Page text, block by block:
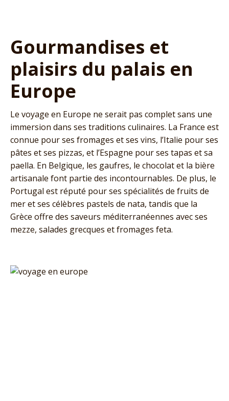
Gourmandises et
plaisirs du palais en
Europe
Le voyage en Europe ne serait pas complet sans une
immersion dans ses traditions culinaires. La France est
connue pour ses fromages et ses vins, l’Italie pour ses
pâtes et ses pizzas, et l’Espagne pour ses tapas et sa
paella. En Belgique, les gaufres, le chocolat et la bière
artisanale font partie des incontournables. De plus, le
Portugal est réputé pour ses spécialités de fruits de
mer et ses célèbres pastels de nata, tandis que la
Grèce offre des saveurs méditerranéennes avec ses
mezze, salades grecques et fromages feta.